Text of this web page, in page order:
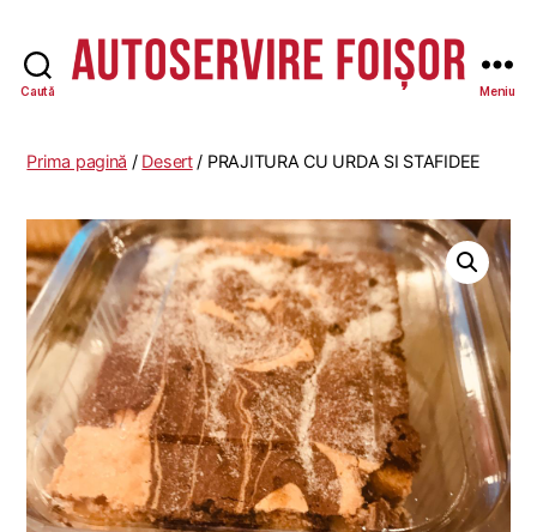
Caută
-
Meniu
Prima pagină / Desert/ PRAJITURA CU URDA SI STAFIDEE